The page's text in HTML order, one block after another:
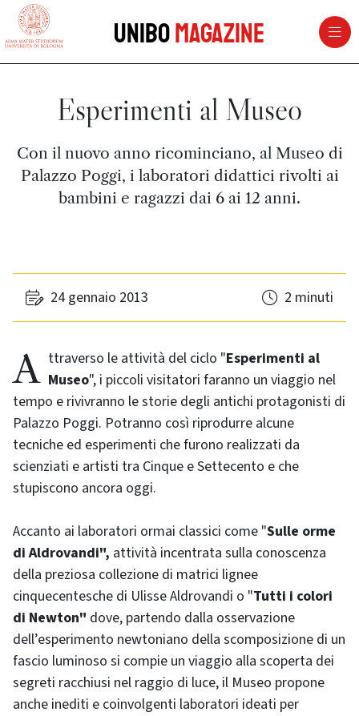
vai al contenuto della pagina
UniboMagazine
Esperimenti al Museo
Con il nuovo anno ricominciano, al Museo di
Palazzo Poggi, i laboratori didattici rivolti ai
bambini e ragazzi dai 6 ai 12 anni.
24 gennaio 2013 2 minuti
Attraverso le attività del ciclo "Esperimenti al
Museo", i piccoli visitatori faranno un viaggio nel
tempo e rivivranno le storie degli antichi protagonisti di
Palazzo Poggi. Potranno così riprodurre alcune
tecniche ed esperimenti che furono realizzati da
scienziati e artisti tra Cinque e Settecento e che
stupiscono ancora oggi.
Accanto ai laboratori ormai classici come "Sulle orme
di Aldrovandi", attività incentrata sulla conoscenza
della preziosa collezione di matrici lignee
cinquecentesche di Ulisse Aldrovandi o "Tutti i colori
di Newton" dove, partendo dalla osservazione
dell’esperimento newtoniano della scomposizione di un
fascio luminoso si compie un viaggio alla scoperta dei
segreti racchiusi nel raggio di luce, il Museo propone
anche inediti e coinvolgenti laboratori ideati per